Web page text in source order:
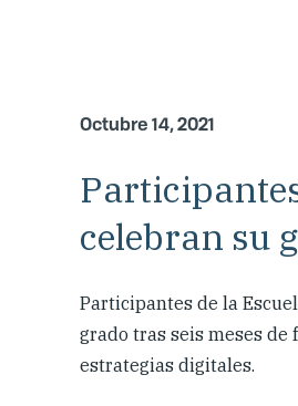
Octubre 14, 2021
celebran su
Participantes de la
grado tras seis meses
estrategias digitales.